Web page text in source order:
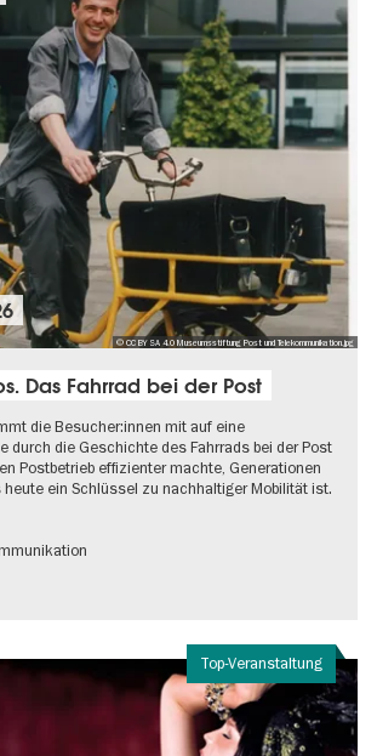
© CC BY SA 4.0 Museumsstiftung Post und Telekommunikation.jpg
Das Fahrrad bei der Post
die Besucher:innen mit auf eine
durch die Geschichte des Fahrrads bei der Post
Postbetrieb effizienter machte, Generationen
ein Schlüssel zu nachhaltiger Mobilität ist.
Top-Veranstaltung